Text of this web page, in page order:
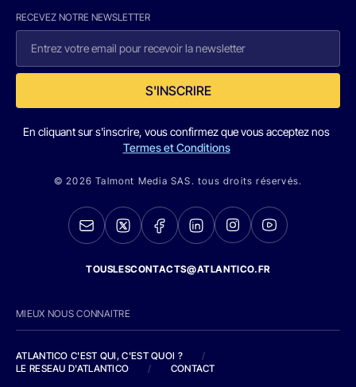
RECEVEZ NOTRE NEWSLETTER
S'INSCRIRE
En cliquant sur s'inscrire, vous confirmez que vous acceptez nos
Termes et Conditions
© 2026 Talmont Media SAS. tous droits réservés.
TOUSLESCONTACTS@ATLANTICO.FR
MIEUX NOUS CONNAITRE
ATLANTICO C'EST QUI, C'EST QUOI ?
/
LE RESEAU D'ATLANTICO
/ CONTACT